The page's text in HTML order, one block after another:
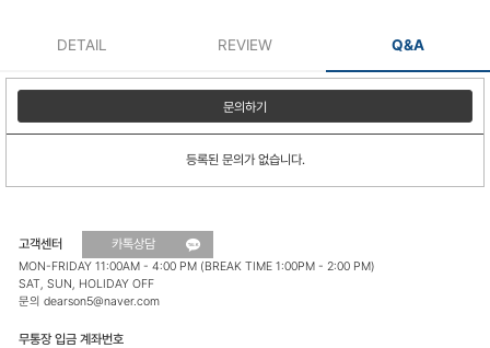
DETAIL REVIEW Q&A
문의하기
등록된 문의가 없습니다.
고객센터 카톡상담
MON-FRIDAY 11:00AM - 4:00 PM (BREAK TIME 1:00PM - 2:00 PM)
SAT, SUN, HOLIDAY OFF
문의 dearson5@naver.com
무통장 입금 계좌번호